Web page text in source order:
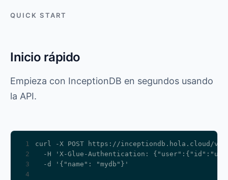
QUICK START
Inicio rápido
Empieza con InceptionDB en segundos usando
la API.
1
2
3
4